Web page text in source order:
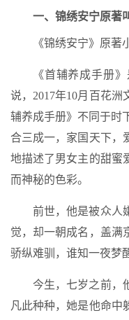
一、锦绣安宁原著
《锦绣安宁》原著
《首辅养成手册
说，2017年10月百花
辅养成手册》不同于时
合三成一，家国天下，
地描述了男女主的甜蜜
而神秘的色彩。
前世，他是被众人
觉，却一朝成名，盖满
骄纵难驯，谁知一夜梦
今生，七岁之前，
凡此种种，她是他命中